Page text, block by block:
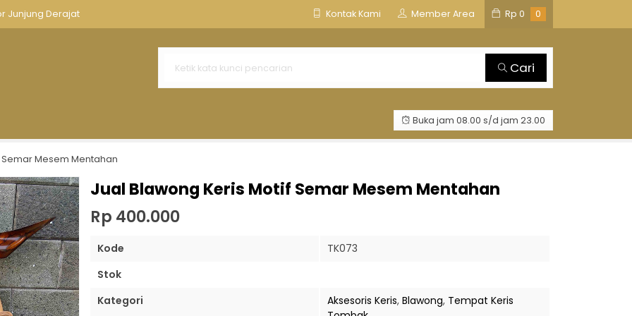
Junjung Derajat
Sepuh Kuno
Kontak Kami Member Area Rp 0 0
Aksesoris Keris Kawruh Keris TOSAN AJI GROUP
Cari
Buka jam 08.00 s/d jam 23.00
Mesem Mentahan
Jual Blawong Keris Motif Semar Mesem Mentahan
Rp 400.000
Kode
TK073
Stok
Kategori
Aksesoris Keris, Blawong, Tempat Keris